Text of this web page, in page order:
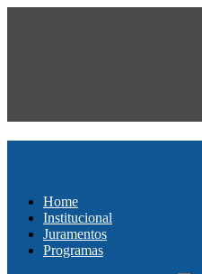
Home
Institucional
Juramentos
Programas